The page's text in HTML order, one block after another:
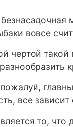
вовсе
чертой
все зависит
то, что